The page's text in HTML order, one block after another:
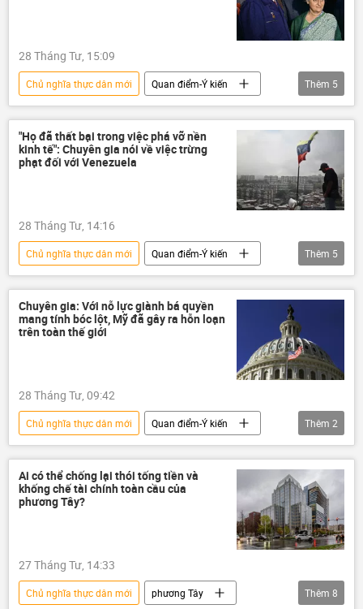
28 Tháng Tư, 15:09
Chủ nghĩa thực dân mới
Quan điểm-Ý kiến
chuyên gia
phương Tây
Liên Xô
Thế giới
Chính trị
Thêm 5
"Họ đã thất bại trong việc phá vỡ nền
kinh tế": Chuyên gia nói về việc trừng
phạt đối với Venezuela
28 Tháng Tư, 14:16
Chủ nghĩa thực dân mới
Quan điểm-Ý kiến
chuyên gia
Thế giới
Chính trị
Venezuela
Kinh tế
Thêm 5
Chuyên gia: Với nỗ lực giành bá quyền
mang tính bóc lột, Mỹ đã gây ra hỗn loạn
trên toàn thế giới
28 Tháng Tư, 09:42
Chủ nghĩa thực dân mới
Quan điểm-Ý kiến
chuyên gia
Thế giới
Thêm 2
Ai có thể chống lại thói tống tiền và
khống chế tài chính toàn cầu của
phương Tây?
27 Tháng Tư, 14:33
Chủ nghĩa thực dân mới
phương Tây
Thêm 8